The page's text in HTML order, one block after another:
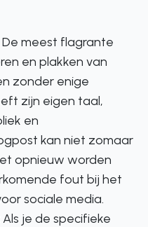
De meest flagrante
en plakken van
zonder enige
zijn eigen taal,
en
kan niet zomaar
opnieuw worden
fout bij het
sociale media.
Als je de specifieke